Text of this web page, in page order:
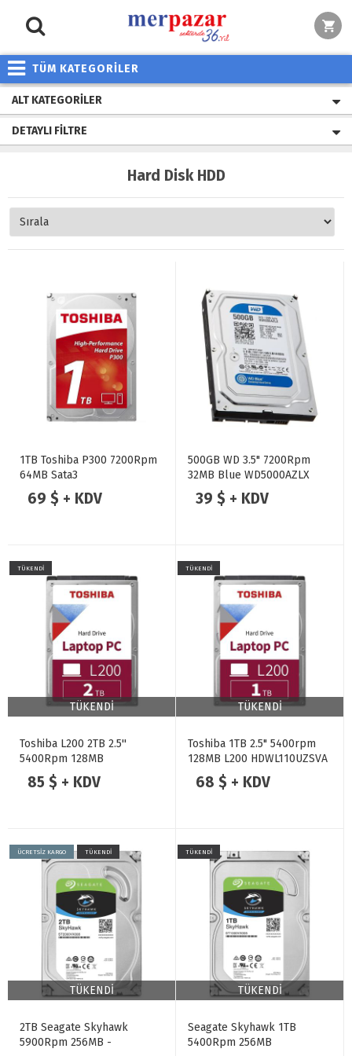
TÜM KATEGORİLER
ALT KATEGORILER
DETAYLI FILTRE
Hard Disk HDD
1TB Toshiba P300 7200Rpm
64MB Sata3
69 $ + KDV
500GB WD 3.5" 7200Rpm
32MB Blue WD5000AZLX
39 $ + KDV
TÜKENDİ
TÜKENDİ
Toshiba L200 2TB 2.5''
5400Rpm 128MB
HDWL120UZSVA
85 $ + KDV
TÜKENDİ
TÜKENDİ
Toshiba 1TB 2.5" 5400rpm
128MB L200 HDWL110UZSVA
68 $ + KDV
ÜCRETSİZ KARGO TÜKENDİ
TÜKENDİ
2TB Seagate Skyhawk
5900Rpm 256MB -
TÜKENDİ
TÜKENDİ
Seagate Skyhawk 1TB
5400Rpm 256MB